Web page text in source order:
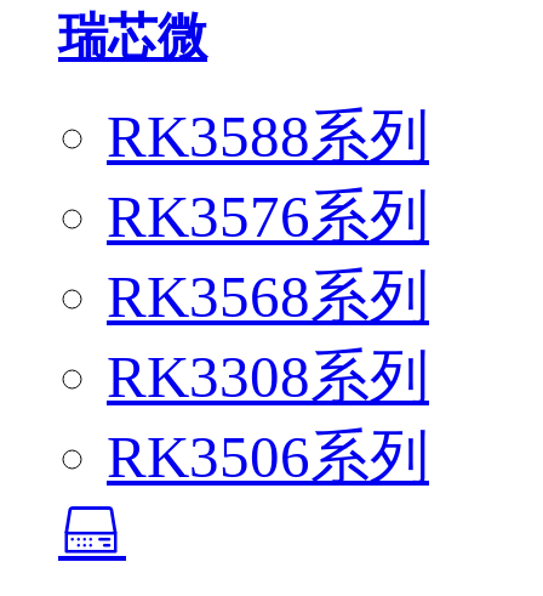
瑞芯微
RK3588系列
RK3576系列
RK3568系列
RK3308系列
RK3506系列